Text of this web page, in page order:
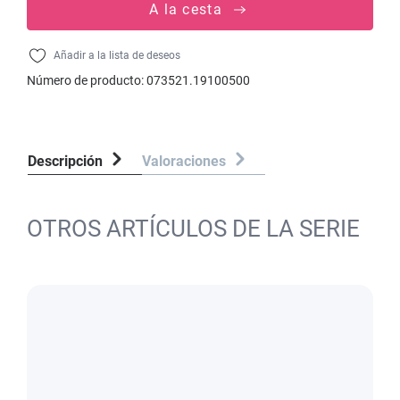
A la cesta
Añadir a la lista de deseos
Número de producto:073521.19100500
Descripción Valoraciones
OTROS ARTÍCULOS DE LA SERIE